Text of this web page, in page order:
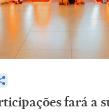
fará a